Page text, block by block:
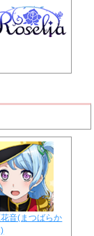
音(まつばらか